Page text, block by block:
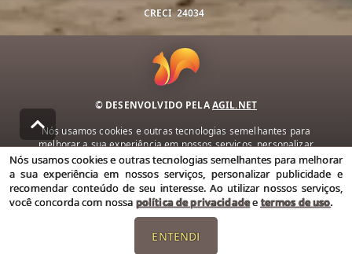
CRECI 24034
© DESENVOLVIDO PELAAGIL.NET
Nós usamos cookies e outras tecnologias semelhantes para
melhorar a sua experiência em nossos serviços, personalizar
publicidade e recomendar conteúdo de seu interesse. Ao utilizar
nossos serviços, você concorda com nossa política de privacidade e
termos de uso.
Política de Privacidade Termos de uso
Nós usamos cookies e outras tecnologias semelhantes para melhorar
a sua experiência em nossos serviços, personalizar publicidade e
recomendar conteúdo de seu interesse. Ao utilizar nossos serviços,
você concorda com nossa política de privacidadeetermos de uso.
ENTENDI